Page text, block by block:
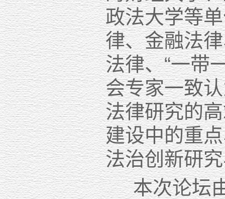
政法大学等
律、金融法
法律、“一带
会专家一致
法律研究的
建设中的重
法治创新研
本次论坛由